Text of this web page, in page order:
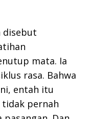
disebut
mata. Ia
rasa. Bahwa
entah itu
tidak pernah